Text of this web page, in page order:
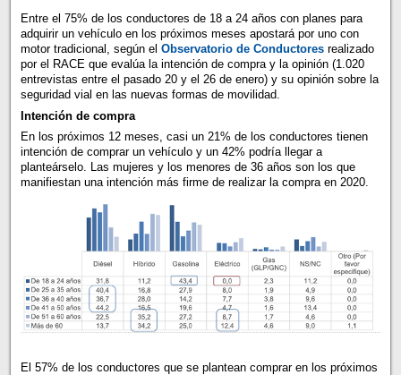
Entre el 75% de los conductores de 18 a 24 años con planes para
adquirir un vehículo en los próximos meses apostará por uno con
motor tradicional, según el Observatorio de Conductoresrealizado
por el RACE que evalúa la intención de compra y la opinión (1.020
entrevistas entre el pasado 20 y el 26 de enero) y su opinión sobre la
seguridad vial en las nuevas formas de movilidad.
Intención de compra
En los próximos 12 meses, casi un 21% de los conductores tienen
intención de comprar un vehículo y un 42% podría llegar a
planteárselo. Las mujeres y los menores de 36 años son los que
manifiestan una intención más firme de realizar la compra en 2020.
El 57% de los conductores que se plantean comprar en los próximos